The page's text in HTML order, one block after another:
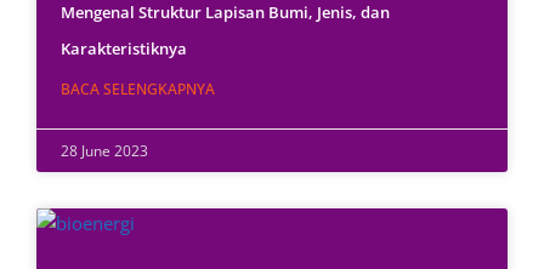
Mengenal Struktur Lapisan Bumi, Jenis, dan
Karakteristiknya
BACA SELENGKAPNYA
28 June 2023